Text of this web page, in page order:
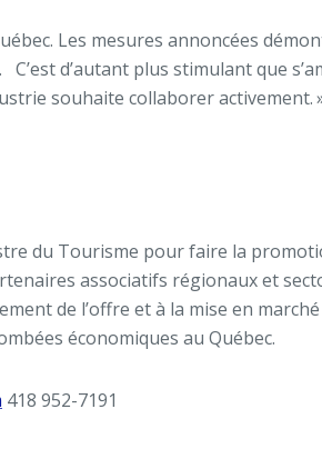
Les mesures annoncées
d’autant plus stimulant que
souhaite collaborer activement.
du Tourisme pour faire la
associatifs régionaux et
de l’offre et à la mise en
économiques au Québec.
418 952-7191